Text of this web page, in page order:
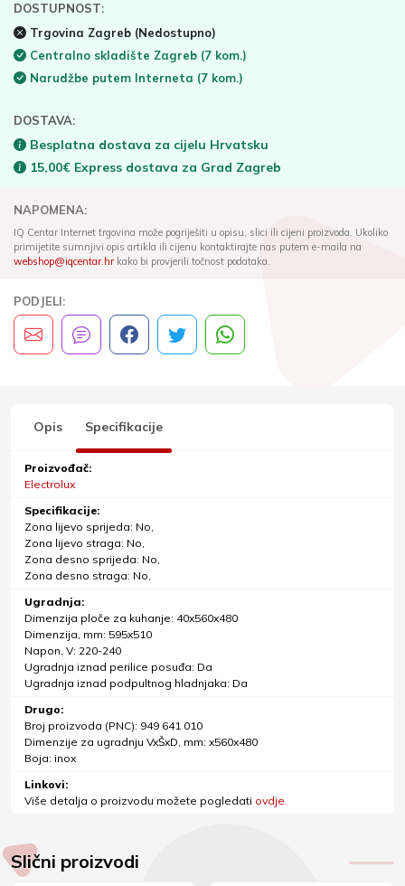
DOSTUPNOST:
Trgovina Zagreb (Nedostupno)
Centralno skladište Zagreb (7 kom.)
Narudžbe putem Interneta (7 kom.)
DOSTAVA:
Besplatna dostava za cijelu Hrvatsku
15,00€ Express dostava za Grad Zagreb
NAPOMENA:
IQ Centar Internet trgovina može pogriješiti u opisu, slici ili cijeni proizvoda. Ukoliko
primijetite sumnjivi opis artikla ili cijenu kontaktirajte nas putem e-maila na
webshop@iqcentar.hrkako bi provjerili točnost podataka.
PODJELI:
Opis Specifikacije
Proizvođač:
Electrolux
Specifikacije:
Zona lijevo sprijeda: No,
Zona lijevo straga: No,
Zona desno sprijeda: No,
Zona desno straga: No,
Ugradnja:
Dimenzija ploče za kuhanje: 40x560x480
Dimenzija, mm: 595x510
Napon, V: 220-240
Ugradnja iznad perilice posuđa: Da
Ugradnja iznad podpultnog hladnjaka: Da
Drugo:
Broj proizvoda (PNC): 949 641 010
Dimenzije za ugradnju VxŠxD, mm: x560x480
Boja: inox
Linkovi:
Više detalja o proizvodu možete pogledati ovdje.
Slični proizvodi